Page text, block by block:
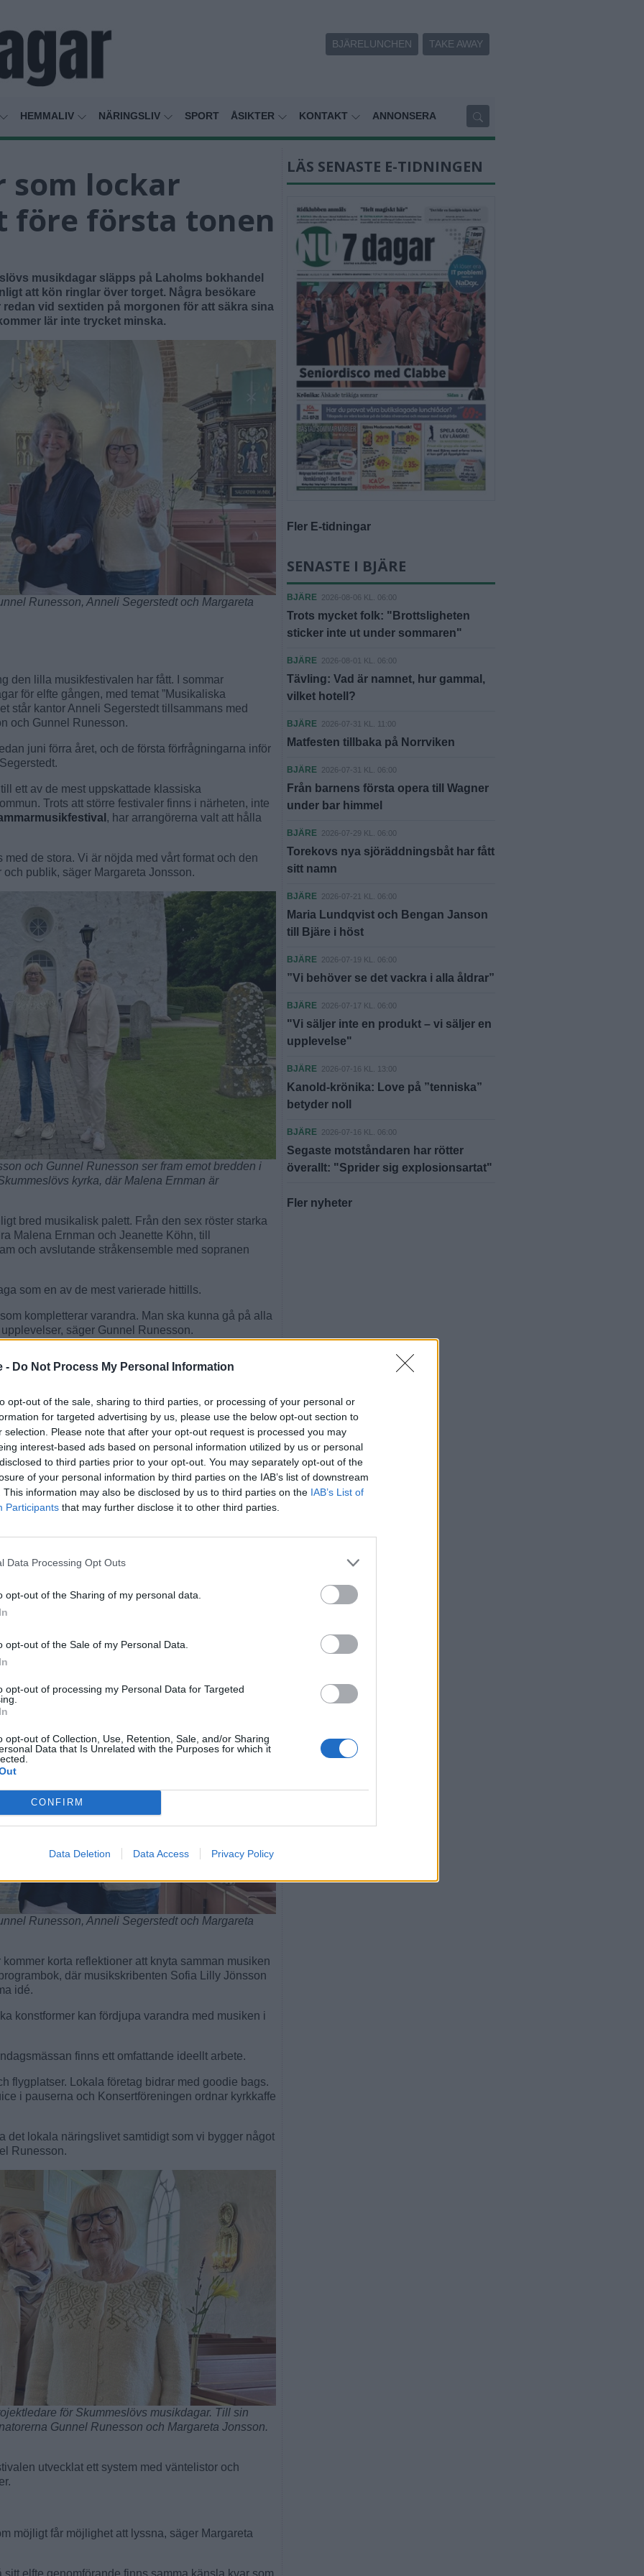
- Do Not Process My Personal Information
opt-out of the sale, sharing to third parties, or processing of your personal or
for targeted advertising by us, please use the below opt-out section to
selection. Please note that after your opt-out request is processed you may
interest-based ads based on personal information utilized by us or personal
to third parties prior to your opt-out. You may separately opt-out of the
of your personal information by third parties on the IAB’s list of downstream
This information may also be disclosed by us to third parties on the IAB’s List of
Participants that may further disclose it to other third parties.
Data Processing Opt Outs
opt-out of the Sharing of my personal data.
opt-out of the Sale of my Personal Data.
opt-out of processing my Personal Data for Targeted
opt-out of Collection, Use, Retention, Sale, and/or Sharing
Data that Is Unrelated with the Purposes for which it
CONFIRM
Data Deletion Data Access Privacy Policy
BJÄRELUNCHEN TAKE AWAY
HEMMALIV NÄRINGSLIV SPORT ÅSIKTER KONTAKT ANNONSERA
som lockar
före första tonen
musikdagar släpps på Laholms bokhandel
att kön ringlar över torget. Några besökare
vid sextiden på morgonen för att säkra sina
lär inte trycket minska.
Runesson, Anneli Segerstedt och Margareta
den lilla musikfestivalen har fått. I sommar
för elfte gången, med temat ”Musikaliska
står kantor Anneli Segerstedt tillsammans med
och Gunnel Runesson.
juni förra året, och de första förfrågningarna inför
ett av de mest uppskattade klassiska
Trots att större festivaler finns i närheten, inte
, har arrangörerna valt att hålla
de stora. Vi är nöjda med vårt format och den
publik, säger Margareta Jonsson.
och Gunnel Runesson ser fram emot bredden i
kyrka, där Malena Ernman är
bred musikalisk palett. Från den sex röster starka
Malena Ernman och Jeanette Köhn, till
och avslutande stråkensemble med sopranen
som en av de mest varierade hittills.
kompletterar varandra. Man ska kunna gå på alla
säger Gunnel Runesson.
För etablerade musiker kan
För att få Malena Ernman till årets festival krävdes
Sveriges Radio P2, tidskrifter och nätverk inom
och kollegor runt om i landet.
musikdagar är dock inte artistnamnen utan
finns endast omkring 120 platser per konsert.
vilket gör att många kommer långt i förväg för att få
berättar mer om musiken, öppnar upp på ett
Anneli Segerstedt.
musiker har blivit ett signum för festivalen. Flera
från sina besök i Skummeslöv.
hämtar inspiration från Dag Hammarskjölds
Runesson, Anneli Segerstedt och Margareta
korta reflektioner att knyta samman musiken
där musikskribenten Sofia Lilly Jönsson
idé.
konstformer kan fördjupa varandra med musiken i
finns ett omfattande ideellt arbete.
flygplatser. Lokala företag bidrar med goodie bags.
i pauserna och Konsertföreningen ordnar kyrkkaffe
det lokala näringslivet samtidigt som vi bygger något
Runesson.
för Skummeslövs musikdagar. Till sin
Gunnel Runesson och Margareta Jonsson.
utvecklat ett system med väntelistor och
möjligt får möjlighet att lyssna, säger Margareta
elfte genomförande finns samma känsla kvar som
LÄS SENASTE E-TIDNINGEN
Fler E-tidningar
SENASTE I BJÄRE
BJÄRE 2026-08-06 KL. 06:00
Trots mycket folk: "Brottsligheten
sticker inte ut under sommaren"
BJÄRE 2026-08-01 KL. 06:00
Tävling: Vad är namnet, hur gammal,
vilket hotell?
BJÄRE 2026-07-31 KL. 11:00
Matfesten tillbaka på Norrviken
BJÄRE 2026-07-31 KL. 06:00
Från barnens första opera till Wagner
under bar himmel
BJÄRE 2026-07-29 KL. 06:00
Torekovs nya sjöräddningsbåt har fått
sitt namn
BJÄRE 2026-07-21 KL. 06:00
Maria Lundqvist och Bengan Janson
till Bjäre i höst
BJÄRE 2026-07-19 KL. 06:00
”Vi behöver se det vackra i alla åldrar”
BJÄRE 2026-07-17 KL. 06:00
"Vi säljer inte en produkt – vi säljer en
upplevelse"
BJÄRE 2026-07-16 KL. 13:00
Kanold-krönika: Love på ”tenniska”
betyder noll
BJÄRE 2026-07-16 KL. 06:00
Segaste motståndaren har rötter
överallt: "Sprider sig explosionsartat"
Fler nyheter